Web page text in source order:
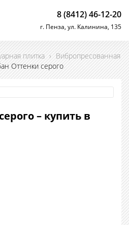
8 (8412) 46-12-20
г. Пенза, ул. Калинина, 135
плитка › Вибропресованная
Оттенки серого
– купить в